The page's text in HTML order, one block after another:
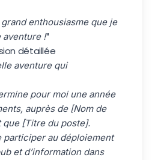
enthousiasme que je
!"
détaillée
aventure qui
pour moi une année
auprès de [Nom de
que [Titre du poste].
participer au déploiement
et d’information dans